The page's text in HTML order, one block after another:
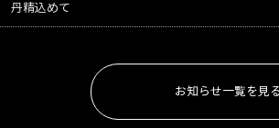
丹精込めて
お知らせ一覧を見